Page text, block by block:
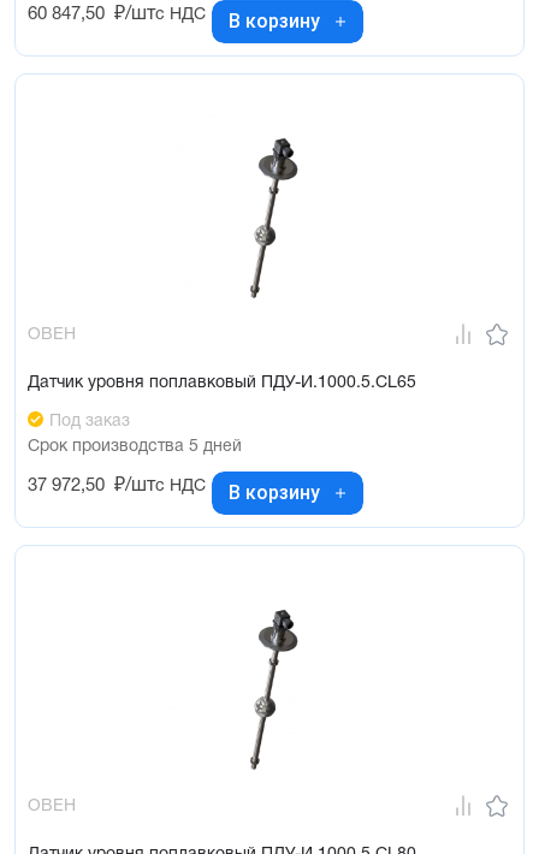
60 847,50 ₽/штс НДС В корзину
ОВЕН
Датчик уровня поплавковый ПДУ-И.1000.5.CL65
Под заказ
Срок производства 5 дней
37 972,50 ₽/штс НДС В корзину
ОВЕН